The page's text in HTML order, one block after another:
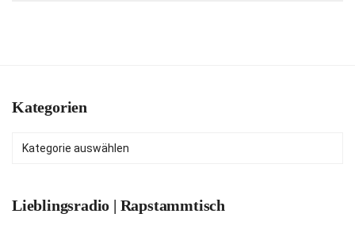
Kategorien
Lieblingsradio | Rapstammtisch